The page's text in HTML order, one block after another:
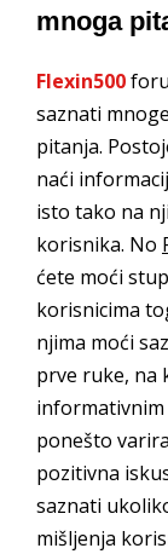
mnoga
Flexin500
saznati
pitanja.
naći
isto tako na
korisnika. No
ćete moći
korisnicima
njima moći
prve ruke, na
informativnim
ponešto
pozitivna
saznati
mišljenja